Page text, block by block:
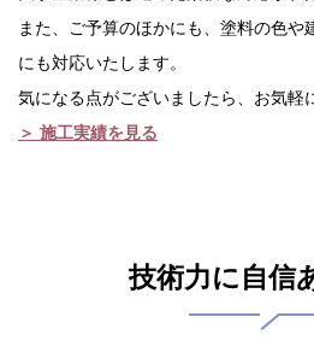
また、ご予算のほかにも、塗料の色や
にも対応いたします。
気になる点がございましたら、お気軽
＞ 施工実績を見る
技術力に自信